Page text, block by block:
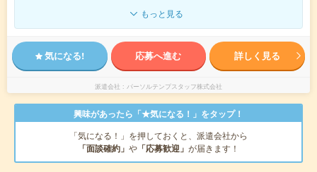
もっと見る
気になる! 応募へ進む 詳しく見る
派遣会社 パーソルテンプスタッフ株式会社
興味があったら「★気になる！」をタップ！
「気になる！」を押しておくと、派遣会社から
「面談確約」 や 「応募歓迎」 が届きます！